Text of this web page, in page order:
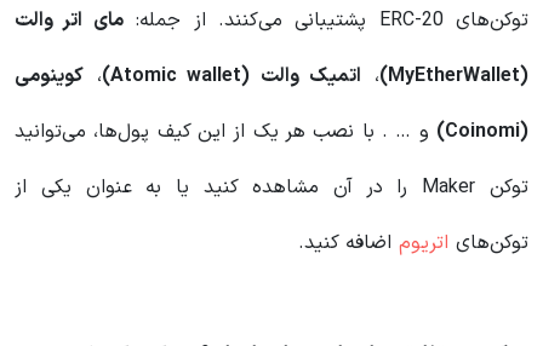
توکن‌های ERC-20 پشتیبانی می‌کنند. از جمله:
مای اتر والت
(MyEtherWallet)
، اتمیک والت (Atomic wallet) ، کوینومی
(Coinomi)
و … . با نصب هر یک از این کیف پول‌ها، می‌توانید
توکن Maker را در آن مشاهده کنید یا به عنوان یکی از
توکن‌های اتریوم اضافه کنید.